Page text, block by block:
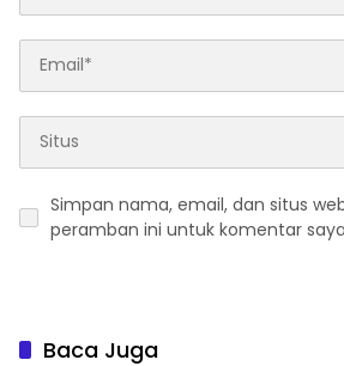
Simpan nama, email, dan situs
peramban ini untuk komentar
Baca Juga